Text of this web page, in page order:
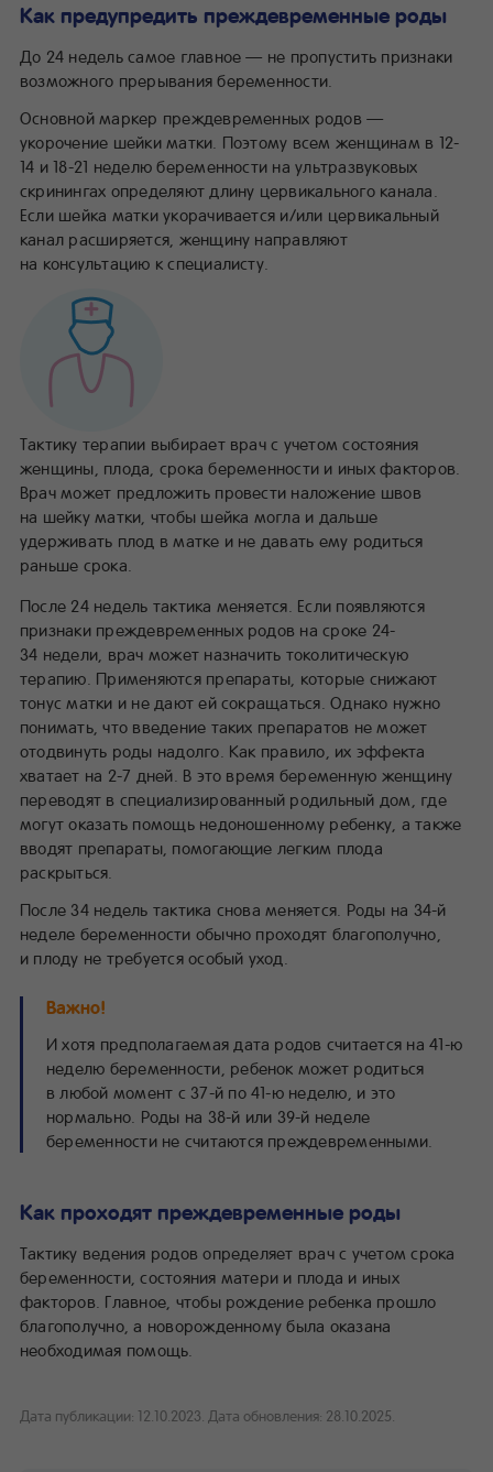
Как предупредить преждевременные роды
До 24 недель самое главное — не пропустить признаки
возможного прерывания беременности.
Основной маркер преждевременных родов —
укорочение шейки матки. Поэтому всем женщинам в 12-
14 и 18-21 неделю беременности на ультразвуковых
скринингах определяют длину цервикального канала.
Если шейка матки укорачивается и/или цервикальный
канал расширяется, женщину направляют
на консультацию к специалисту.
Тактику терапии выбирает врач с учетом состояния
женщины, плода, срока беременности и иных факторов.
Врач может предложить провести наложение швов
на шейку матки, чтобы шейка могла и дальше
удерживать плод в матке и не давать ему родиться
раньше срока.
После 24 недель тактика меняется. Если появляются
признаки преждевременных родов на сроке 24-
34 недели, врач может назначить токолитическую
терапию. Применяются препараты, которые снижают
тонус матки и не дают ей сокращаться. Однако нужно
понимать, что введение таких препаратов не может
отодвинуть роды надолго. Как правило, их эффекта
хватает на 2-7 дней. В это время беременную женщину
переводят в специализированный родильный дом, где
могут оказать помощь недоношенному ребенку, а также
вводят препараты, помогающие легким плода
раскрыться.
После 34 недель тактика снова меняется. Роды на 34-й
неделе беременности обычно проходят благополучно,
и плоду не требуется особый уход.
Важно!
И хотя предполагаемая дата родов считается на 41-ю
неделю беременности, ребенок может родиться
в любой момент с 37-й по 41-ю неделю, и это
нормально. Роды на 38-й или 39-й неделе
беременности не считаются преждевременными.
Как проходят преждевременные роды
Тактику ведения родов определяет врач с учетом срока
беременности, состояния матери и плода и иных
факторов. Главное, чтобы рождение ребенка прошло
благополучно, а новорожденному была оказана
необходимая помощь.
Дата публикации: 12.10.2023. Дата обновления: 28.10.2025.